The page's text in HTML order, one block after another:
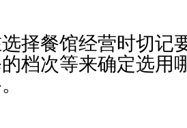
择餐馆经营时切记
档次等来确定选用